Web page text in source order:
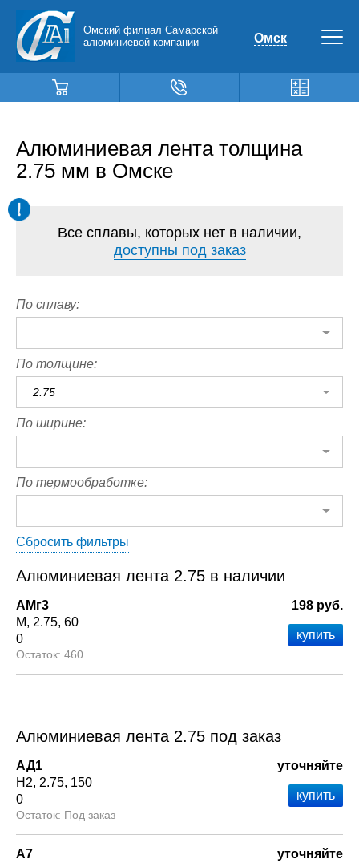
Омский филиал Самарской
алюминиевой компании
Омск
Алюминиевая лента толщина
2.75 мм в Омске
Все сплавы, которых нет в наличии,
доступны под заказ
По сплаву:
По толщине:
2.75
По ширине:
По термообработке:
Сбросить фильтры
Алюминиевая лента 2.75 в наличии
АМг3
М
2.75 60
0
460
198 руб.
Алюминиевая лента 2.75 под заказ
АД1
Н2 2.75 150
0
Под заказ
уточняйте
А7
уточняйте